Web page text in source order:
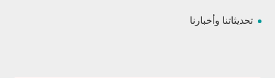
تحديثاتنا وأخبارنا